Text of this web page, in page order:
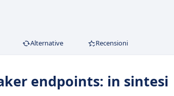
Alternative Recensioni
endpoints: in sintesi